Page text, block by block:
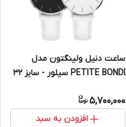
ساعت دنیل ولینگتون مدل
PETITE BONDI سیلور - سایز 32
5,700,000
افزودن به سبد